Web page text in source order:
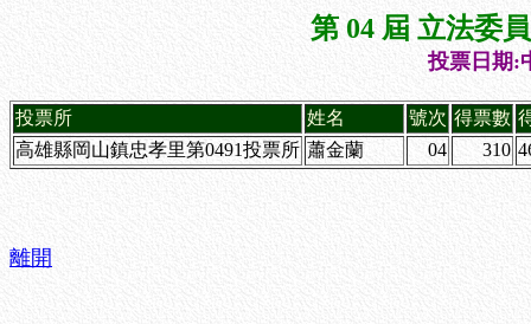
第 04 屆 立法委
投票日期:
投票所 姓名 號次 得票數
高雄縣岡山鎮忠孝里第0491投票所 蕭金蘭 04 310
離開